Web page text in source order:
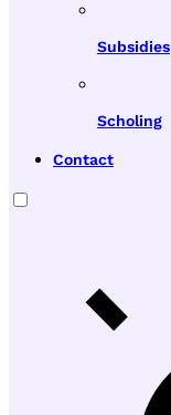
Subsidies
Scholing
Contact